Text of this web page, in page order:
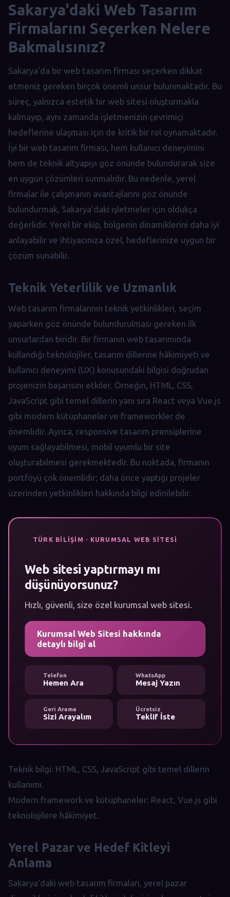
Sakarya'daki Web Tasarım
Firmalarını Seçerken Nelere
Bakmalısınız?
Sakarya'da bir web tasarım firması seçerken dikkat
etmeniz gereken birçok önemli unsur bulunmaktadır. Bu
süreç, yalnızca estetik bir web sitesi oluşturmakla
kalmayıp, aynı zamanda işletmenizin çevrimiçi
hedeflerine ulaşması için de kritik bir rol oynamaktadır.
İyi bir web tasarım firması, hem kullanıcı deneyimini
hem de teknik altyapıyı göz önünde bulundurarak size
en uygun çözümleri sunmalıdır. Bu nedenle, yerel
firmalar ile çalışmanın avantajlarını göz önünde
bulundurmak, Sakarya'daki işletmeler için oldukça
değerlidir. Yerel bir ekip, bölgenin dinamiklerini daha iyi
anlayabilir ve ihtiyacınıza özel, hedeflerinize uygun bir
çözüm sunabilir.
Teknik Yeterlilik ve Uzmanlık
Web tasarım firmalarının teknik yetkinlikleri, seçim
yaparken göz önünde bulundurulması gereken ilk
unsurlardan biridir. Bir firmanın web tasarımında
kullandığı teknolojiler, tasarım dillerine hâkimiyeti ve
kullanıcı deneyimi (UX) konusundaki bilgisi doğrudan
projenizin başarısını etkiler. Örneğin, HTML, CSS,
JavaScript gibi temel dillerin yanı sıra React veya Vue.js
gibi modern kütüphaneler ve frameworkler de
önemlidir. Ayrıca, responsive tasarım prensiplerine
uyum sağlayabilmesi, mobil uyumlu bir site
oluşturabilmesi gerekmektedir. Bu noktada, firmanın
portföyü çok önemlidir; daha önce yaptığı projeler
üzerinden yetkinlikleri hakkında bilgi edinilebilir.
TÜRK BILIŞIM · KURUMSAL WEB SITESI
Web sitesi yaptırmayı mı
düşünüyorsunuz?
Hızlı, güvenli, size özel kurumsal web sitesi.
Kurumsal Web Sitesi hakkında
detaylı bilgi al
Telefon
Hemen Ara
WhatsApp
Mesaj Yazın
Geri Arama
Sizi Arayalım
Ücretsiz
Teklif İste
Teknik bilgi: HTML, CSS, JavaScript gibi temel dillerin
kullanımı.
Modern framework ve kütüphaneler: React, Vue.js gibi
teknolojilere hâkimiyet.
Yerel Pazar ve Hedef Kitleyi
Anlama
Sakarya'daki web tasarım firmaları, yerel pazar